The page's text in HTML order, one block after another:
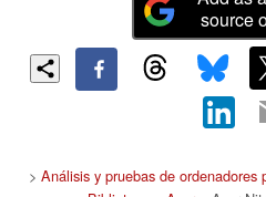
source
> Análisis y pruebas de